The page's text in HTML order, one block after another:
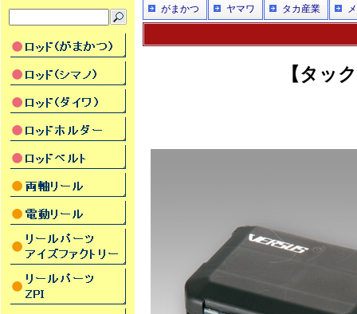
がまかつ ヤマワ タカ産業
【タッ